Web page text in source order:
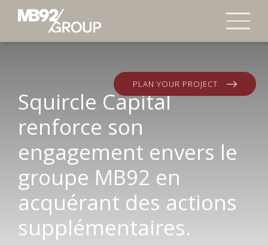
PLAN YOUR PROJECT
Squircle Capital
renforce son
engagement envers le
groupe MB92 en
acquérant des actions
supplémentaires.